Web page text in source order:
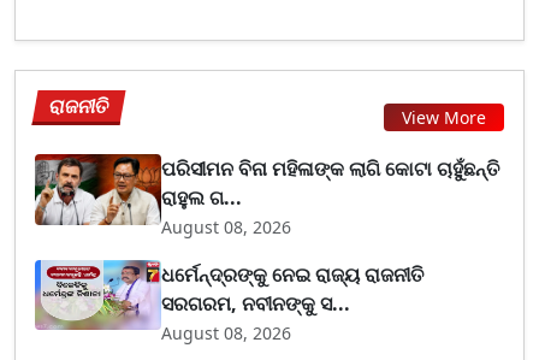
ରାଜନୀତି View More
ପରିସୀମନ ବିନା ମହିଳାଙ୍କ ଲାଗି କୋଟା ଚାହୁଁଛନ୍ତି
ରାହୁଲ ଗ...
August 08, 2026
ଧର୍ମେନ୍ଦ୍ରଙ୍କୁ ନେଇ ରାଜ୍ୟ ରାଜନୀତି
ସରଗରମ, ନବୀନଙ୍କୁ ସ...
August 08, 2026